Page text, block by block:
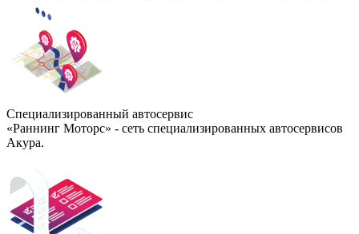
Специализированный автосервис
«Раннинг Моторс» - сеть специализированных автосервисов
Акура.